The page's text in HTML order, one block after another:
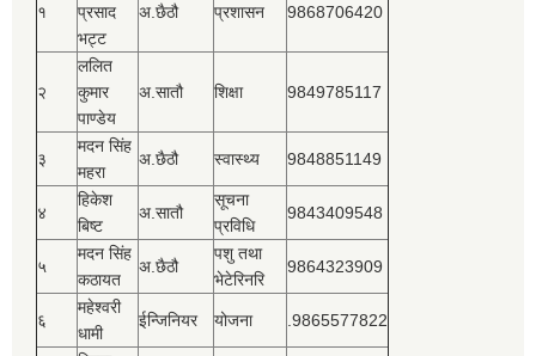
१
प्रसाद
भट्ट
अ.छैठौ प्रशासन 9868706420
२
ललित
कुमार
पाण्डेय
अ.सातौ शिक्षा 9849785117
३
मदन सिंह
महरा
अ.छैठौ स्वास्थ्य 9848851149
४
हिकेश
बिष्‍ट
अ.सातौ
सूचना
प्रविधि
9843409548
५
मदन सिंह
कठायत
अ.छैठौ
पशु तथा
भेटेरिनरि
9864323909
६
महेश्‍वरी
धामी
ईन्जिनियर योजना .9865577822